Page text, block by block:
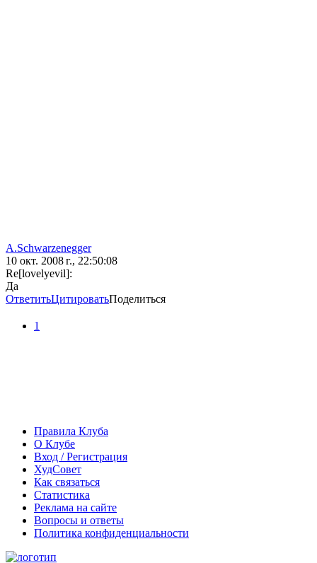
A.Schwarzenegger
10 окт. 2008 г., 22:50:08
Re[lovelyevil]:
Да
ОтветитьЦитироватьПоделиться
1
Правила Клуба
О Клубе
Вход / Регистрация
ХудСовет
Как связаться
Статистика
Реклама на сайте
Вопросы и ответы
Политика конфиденциальности